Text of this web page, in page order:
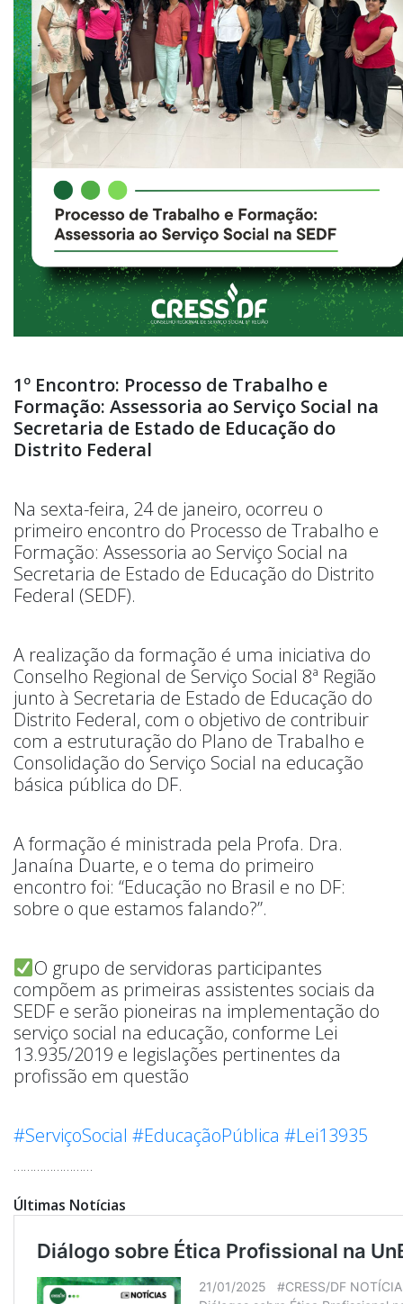
1º Encontro: Processo de Trabalho e
Formação: Assessoria ao Serviço Social na
Secretaria de Estado de Educação do
Distrito Federal
Na sexta-feira, 24 de janeiro, ocorreu o
primeiro encontro do Processo de Trabalho e
Formação: Assessoria ao Serviço Social na
Secretaria de Estado de Educação do Distrito
Federal (SEDF).
A realização da formação é uma iniciativa do
Conselho Regional de Serviço Social 8ª Região
junto à Secretaria de Estado de Educação do
Distrito Federal, com o objetivo de contribuir
com a estruturação do Plano de Trabalho e
Consolidação do Serviço Social na educação
básica pública do DF.
A formação é ministrada pela Profa. Dra.
Janaína Duarte, e o tema do primeiro
encontro foi: “Educação no Brasil e no DF:
sobre o que estamos falando?”.
O grupo de servidoras participantes
compõem as primeiras assistentes sociais da
SEDF e serão pioneiras na implementação do
serviço social na educação, conforme Lei
13.935/2019 e legislações pertinentes da
profissão em questão
#ServiçoSocial #EducaçãoPública #Lei13935
……………………
Últimas Notícias